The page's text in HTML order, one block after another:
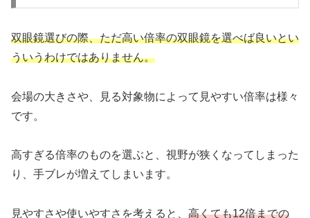
双眼鏡選びの際、ただ高い倍率の双眼鏡を選べば良いとい
ういうわけではありません。
会場の大きさや、見る対象物によって見やすい倍率は様々
です。
高すぎる倍率のものを選ぶと、視野が狭くなってしまった
り、手ブレが増えてしまいます。
見やすさや使いやすさを考えると、 高くても12倍までの